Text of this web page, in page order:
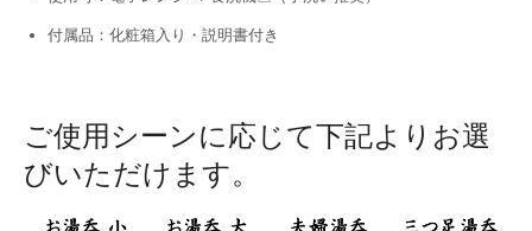
付属品：化粧箱入り・説明書付き
ご使用シーンに応じて下記よりお選
びいただけます。